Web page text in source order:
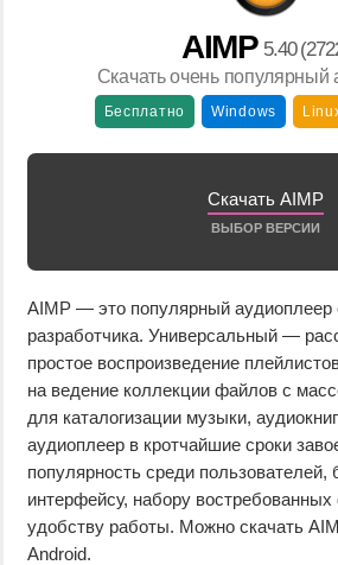
AIMP 5.40
Скачать очень популярный
Бесплатно Windows
Скачать AIMP
ВЫБОР ВЕРСИИ
AIMP — это популярный аудиоплеер
разработчика. Универсальный —
простое воспроизведение
на ведение коллекции файлов с
для каталогизации музыки,
аудиоплеер в кротчайшие сроки
популярность среди пользователей,
интерфейсу, набору
удобству работы. Можно скачать
Android.